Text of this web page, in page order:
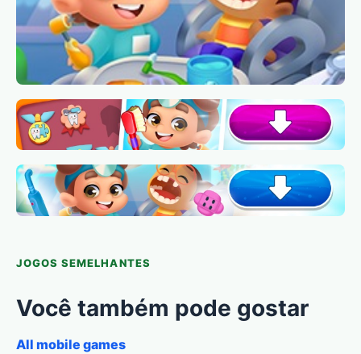
JOGOS SEMELHANTES
Você também pode gostar
All mobile games